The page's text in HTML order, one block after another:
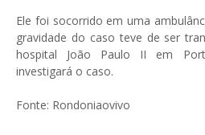
Ele foi socorrido em uma
gravidade do caso teve de ser
hospital João Paulo II em
investigará o caso.
Fonte: Rondoniaovivo